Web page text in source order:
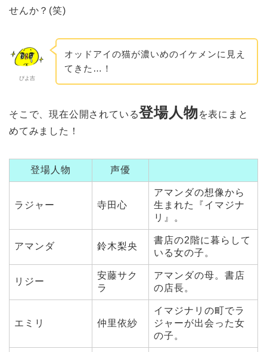
せんか？(笑)
ぴよ吉
オッドアイの猫が濃いめのイケメンに見え
てきた…！
そこで、現在公開されている登場人物を表にまと
めてみました！
登場人物 声優
ラジャー 寺田心
アマンダの想像から
生まれた『イマジナ
リ』。
アマンダ 鈴木梨央
書店の2階に暮らして
いる女の子。
リジー
安藤サク
ラ
アマンダの母。書店
の店長。
エミリ 仲里依紗
イマジナリの町でラ
ジャーが出会った女
の子。